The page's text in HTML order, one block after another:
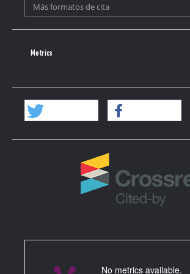
Sereni, Cristina Andrea. 2021. “Digital
Tapuya: Latin American Science,
Son, Wha-Chul. 2013. “Are We Still
the Technological Society in the 21st
Tosaka, Jun. 1933. Gijutsu no tetsugaku
Tosaka, Jun. 1966. Tosaka Jun zenshū
Tosaka, Jun. 1995. “Problemas
Columbia University Press.https://doi.org/
Más formatos de cita
Metrics
No metrics available.